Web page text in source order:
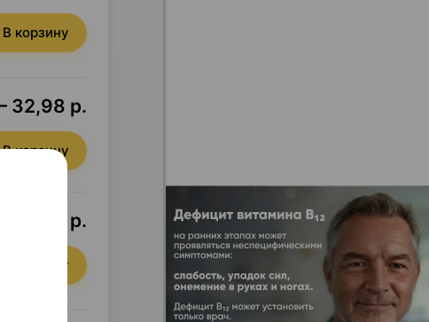
В корзину
32,98 р.
В корзину
173,87 р.
В корзину